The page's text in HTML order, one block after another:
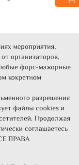
мероприятия,
организаторов,
форс-мажорные
кокретном
разрешения
файлы cookies и
Продолжая
соглашаетесь
ПРАВА